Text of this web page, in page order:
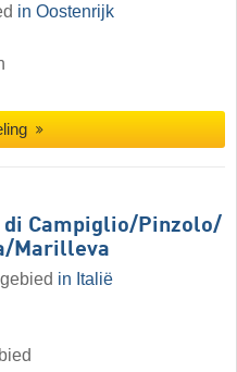
in Oostenrijk
di Campiglio/​Pinzolo/​
​Marilleva
in Italië